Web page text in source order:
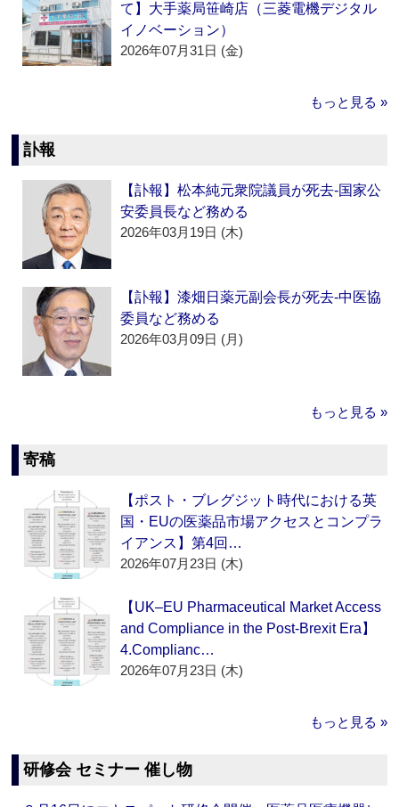
て】大手薬局笹崎店（三菱電機デジタル
イノベーション）
2026年07月31日 (金)
もっと見る »
訃報
【訃報】松本純元衆院議員が死去‐国家公
安委員長など務める
2026年03月19日 (木)
【訃報】漆畑日薬元副会長が死去‐中医協
委員など務める
2026年03月09日 (月)
もっと見る »
寄稿
【ポスト・ブレグジット時代における英
国・EUの医薬品市場アクセスとコンプラ
イアンス】第4回…
2026年07月23日 (木)
【UK–EU Pharmaceutical Market Access
and Compliance in the Post-Brexit Era】
4.Complianc…
2026年07月23日 (木)
もっと見る »
研修会 セミナー 催し物